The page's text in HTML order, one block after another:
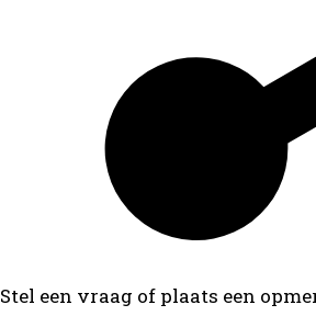
Stel een vraag of plaats een